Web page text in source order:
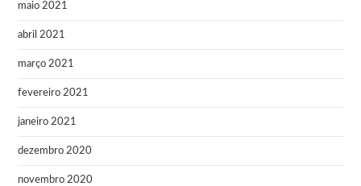
maio 2021
abril 2021
março 2021
fevereiro 2021
janeiro 2021
dezembro 2020
novembro 2020